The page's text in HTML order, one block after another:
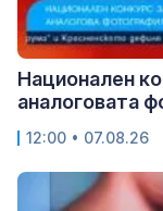
Национален
аналоговата
12:00 • 07.08.26